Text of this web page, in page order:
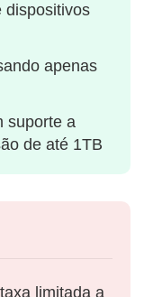
dispositivos
apenas
suporte a
de até 1TB
limitada a